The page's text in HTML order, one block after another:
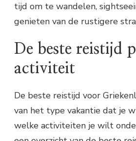
tijd om te wandelen,
genieten van de rustigere
De beste reistijd
activiteit
De beste reistijd voor
van het type vakantie dat je
welke activiteiten je wilt